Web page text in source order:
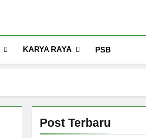
KARYA RAYA PSB
Post Terbaru